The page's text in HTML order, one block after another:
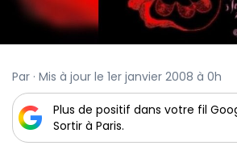
Par · Mis à jour le 1er janvier 2008 à 0h
Plus de positif dans votre fil
Sortir à Paris.